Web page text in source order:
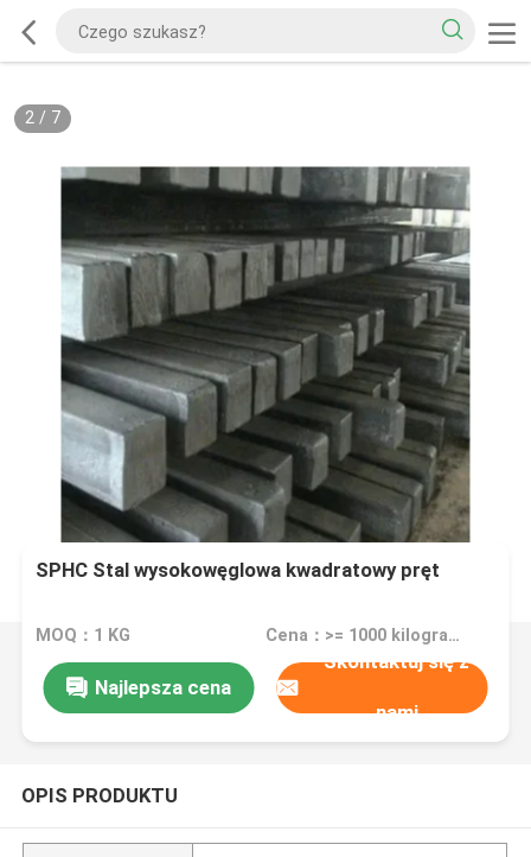
2/ 7
SPHC Stal wysokowęglowa kwadratowy pręt
MOQ：1 KG Cena：>= 1000 kilograms $700.00
Najlepsza cena
Skontaktuj się z
nami
OPIS PRODUKTU